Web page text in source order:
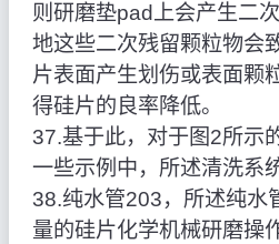
则研磨垫pad上会产生二
地这些二次残留颗粒物会
片表面产生划伤或表面颗
得硅片的良率降低。
37.基于此，对于图2所示
一些示例中，所述清洗系
38.纯水管203，所述纯水
量的硅片化学机械研磨操